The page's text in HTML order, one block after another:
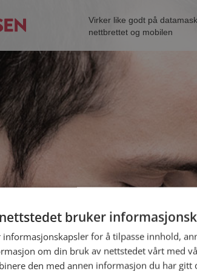
Virker like godt på
nettbrettet og mobilen
fra Alta
bruker
informasjonskapsler for å tilpasse innhold,
om din bruk av nettstedet vårt med
den med annen informasjon du har